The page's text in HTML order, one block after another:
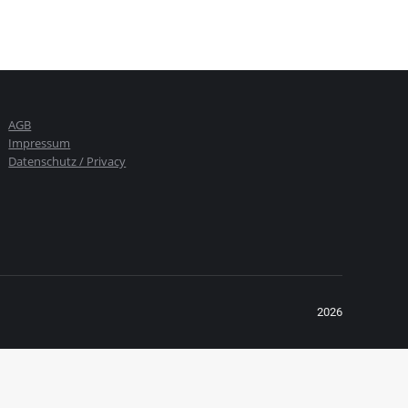
AGB
Impressum
Datenschutz / Privacy
2026